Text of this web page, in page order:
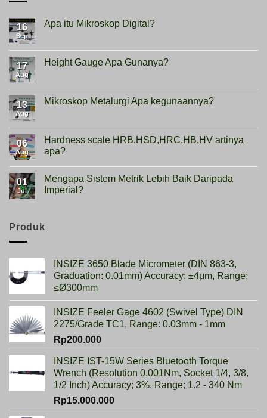
16
Sep
Apa itu Mikroskop Digital?
on
Apa
itu
17
Aug
Height Gauge Apa Gunanya?
on
Height
Gauge
13
Aug
Mikroskop Metalurgi Apa kegunaannya?
on
Mikroskop
Metalurgi
Apa
06
Aug
Hardness scale HRB,HSD,HRC,HB,HV artinya
apa?
on
Hardness
scale
01
Jul
Mengapa Sistem Metrik Lebih Baik Daripada
Imperial?
Mengapa
Sistem
Daripada
Imperial?
Produk
INSIZE 3650 Blade Micrometer (DIN 863-3,
Graduation: 0.01mm) Accuracy; ±4μm, Range;
≤Ø300mm
INSIZE Feeler Gage 4602 (Swivel Type) DIN
2275/Grade TC1, Range: 0.03mm - 1mm
Rp200.000
INSIZE IST-15W Series Bluetooth Torque
Wrench (Resolution 0.001Nm, Socket 1/4, 3/8,
1/2 Inch) Accuracy; 3%, Range; 1.2 - 340 Nm
Rp15.000.000